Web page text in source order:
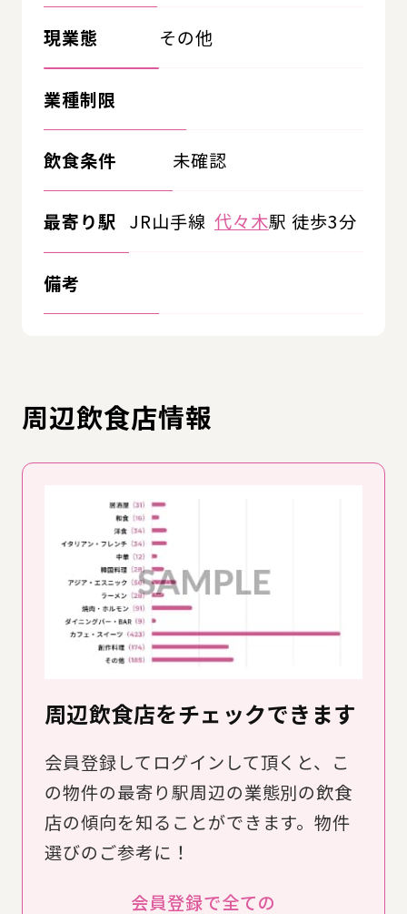
現業態 その他
業種制限
飲食条件 未確認
最寄り駅 JR山手線 代々木駅 徒歩3分
備考
周辺飲食店情報
周辺飲食店をチェックできます
会員登録してログインして頂くと、こ
の物件の最寄り駅周辺の業態別の飲食
店の傾向を知ることができます。物件
選びのご参考に！
会員登録で全ての